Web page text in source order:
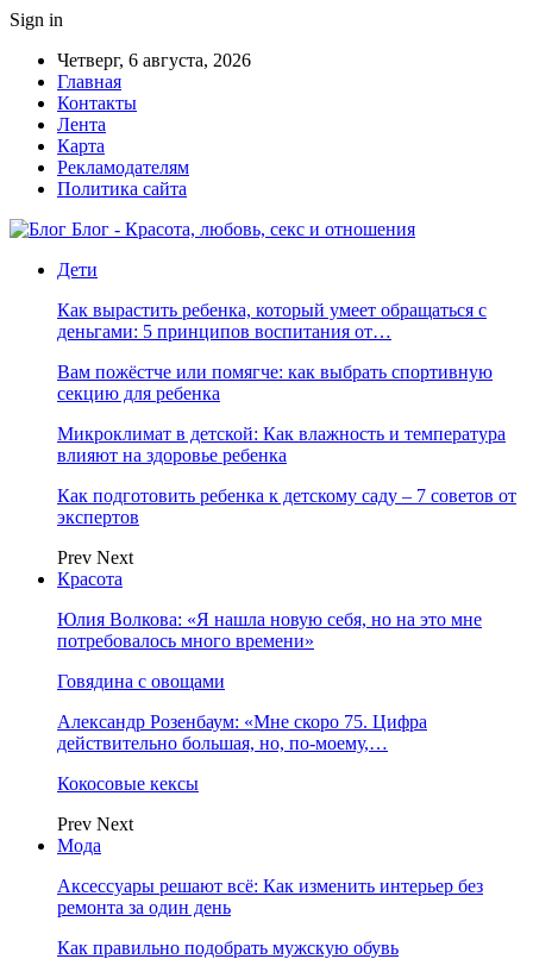
Sign in
Четверг, 6 августа, 2026
Главная
Контакты
Лента
Карта
Рекламодателям
Политика сайта
Блог - Красота, любовь, секс и отношения
Дети
Как вырастить ребенка, который умеет обращаться с
деньгами: 5 принципов воспитания от…
Вам пожёстче или помягче: как выбрать спортивную
секцию для ребенка
Микроклимат в детской: Как влажность и температура
влияют на здоровье ребенка
Как подготовить ребенка к детскому саду – 7 советов от
экспертов
Prev Next
Красота
Юлия Волкова: «Я нашла новую себя, но на это мне
потребовалось много времени»
Говядина с овощами
Александр Розенбаум: «Мне скоро 75. Цифра
действительно большая, но, по‑моему,…
Кокосовые кексы
Prev Next
Мода
Аксессуары решают всё: Как изменить интерьер без
ремонта за один день
Как правильно подобрать мужскую обувь